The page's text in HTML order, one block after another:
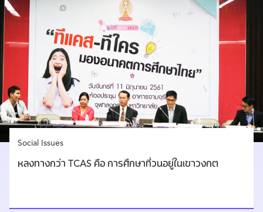
Social Issues
หลงทางกว่า TCAS คือ การศึกษาที่วนอยู่ในเขาวงกต